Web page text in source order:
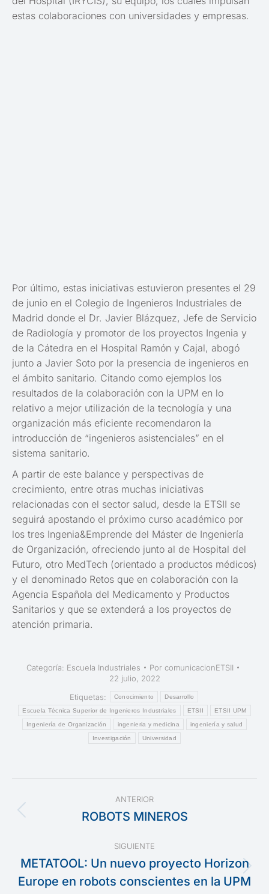
estas colaboraciones con universidades y empresas.
Por último, estas iniciativas estuvieron presentes el 29
de junio en el Colegio de Ingenieros Industriales de
Madrid donde el Dr. Javier Blázquez, Jefe de Servicio
de Radiología y promotor de los proyectos Ingenia y
de la Cátedra en el Hospital Ramón y Cajal, abogó
junto a Javier Soto por la presencia de ingenieros en
el ámbito sanitario. Citando como ejemplos los
resultados de la colaboración con la UPM en lo
relativo a mejor utilización de la tecnología y una
organización más eficiente recomendaron la
introducción de “ingenieros asistenciales” en el
sistema sanitario.
A partir de este balance y perspectivas de
crecimiento, entre otras muchas iniciativas
relacionadas con el sector salud, desde la ETSII se
seguirá apostando el próximo curso académico por
los tres Ingenia&Emprende del Máster de Ingeniería
de Organización, ofreciendo junto al de Hospital del
Futuro, otro MedTech (orientado a productos médicos)
y el denominado Retos que en colaboración con la
Agencia Española del Medicamento y Productos
Sanitarios y que se extenderá a los proyectos de
atención primaria.
Categoría: Escuela Industriales Por comunicacionETSII
22 julio, 2022
Etiquetas:
Conocimiento Desarrollo
Escuela Técnica Superior de Ingenieros Industriales ETSII ETSII UPM
Ingeniería de Organización ingenieria y medicina ingeniería y salud
Investigación Universidad
Navegación
entre
publicaciones
ANTERIOR
Publicación
ROBOTS MINEROS
SIGUIENTE
Publicación
siguiente:
METATOOL: Un nuevo proyecto Horizon
Europe en robots conscientes en la UPM